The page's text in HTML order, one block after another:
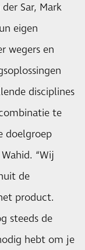
Sar, Mark
eigen
wegers en
disciplines
te
doelgroep
“Wij
de
product.
steeds de
hebt om je